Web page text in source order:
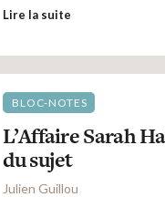
Lire la suite
BLOC-NOTES
L’Affaire Sarah
du sujet
Julien Guillou